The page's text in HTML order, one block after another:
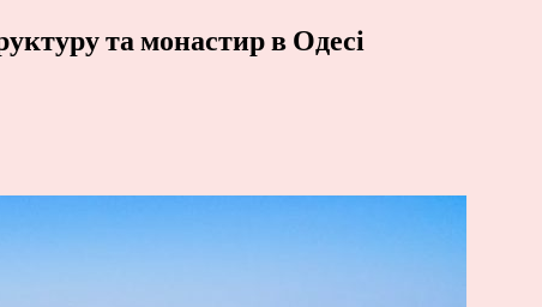
та монастир в Одесі